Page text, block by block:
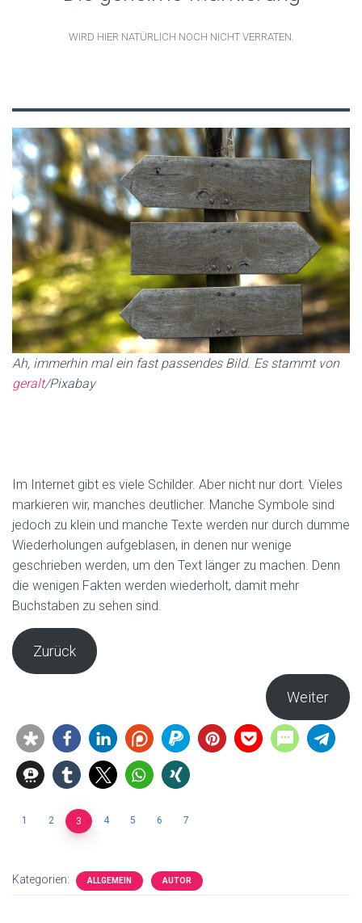
WIRD HIER NATÜRLICH NOCH NICHT VERRATEN.
Ah, immerhin mal ein fast passendes Bild. Es stammt von
geralt/Pixabay
Im Internet gibt es viele Schilder. Aber nicht nur dort. Vieles
markieren wir, manches deutlicher. Manche Symbole sind
jedoch zu klein und manche Texte werden nur durch dumme
Wiederholungen aufgeblasen, in denen nur wenige
geschrieben werden, um den Text länger zu machen. Denn
die wenigen Fakten werden wiederholt, damit mehr
Buchstaben zu sehen sind.
Zurück
Weiter
1 2 3 4 5 6 7
Kategorien: ALLGEMEIN AUTOR